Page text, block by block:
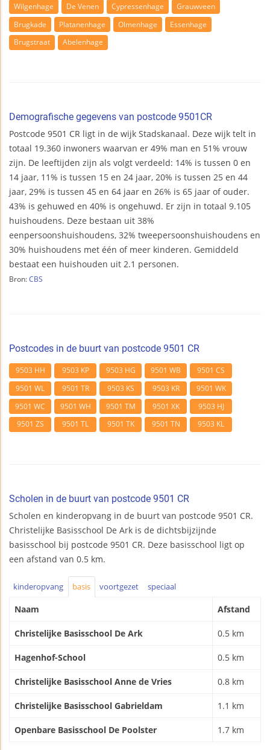
Wilgenhage De Venen Cypressenhage
Grauwveen
Brugkade
Platanenhage Olmenhage
Essenhage
Brugstraat
Abelenhage
Demografische gegevens van postcode 9501CR
Postcode 9501 CR ligt in de wijk Stadskanaal. Deze wijk telt in
totaal 19.360 inwoners waarvan er 49% man en 51% vrouw
zijn. De leeftijden zijn als volgt verdeeld: 14% is tussen 0 en
14 jaar, 11% is tussen 15 en 24 jaar, 20% is tussen 25 en 44
jaar, 29% is tussen 45 en 64 jaar en 26% is 65 jaar of ouder.
43% is gehuwed en 40% is ongehuwd. Er zijn in totaal 9.105
huishoudens. Deze bestaan uit 38%
eenpersoonshuishoudens, 32% tweepersoonshuishoudens en
30% huishoudens met één of meer kinderen. Gemiddeld
bestaat een huishouden uit 2.1 personen.
Bron: CBS
Postcodes in de buurt van postcode 9501 CR
9503 HH 9503 KP 9503 HG 9501 WB
9501 CS
9501 WL
9501 TR 9503 KS 9503 KR
9501 WK
9501 WC
9501 WH 9501 TM 9501 XK
9503 HJ
9501 ZS
9501 TL 9501 TK 9501 TN 9503 KL
Scholen in de buurt van postcode 9501 CR
Scholen en kinderopvang in de buurt van postcode 9501 CR.
Christelijke Basisschool De Ark is de dichtsbijzijnde
basisschool bij postcode 9501 CR. Deze basisschool ligt op
een afstand van 0.5 km.
kinderopvang basis voortgezet speciaal
Naam Afstand
Christelijke Basisschool De Ark 0.5 km
Hagenhof-School 0.5 km
Christelijke Basisschool Anne de Vries 0.8 km
Christelijke Basisschool Gabrieldam 1.1 km
Openbare Basisschool De Poolster 1.7 km